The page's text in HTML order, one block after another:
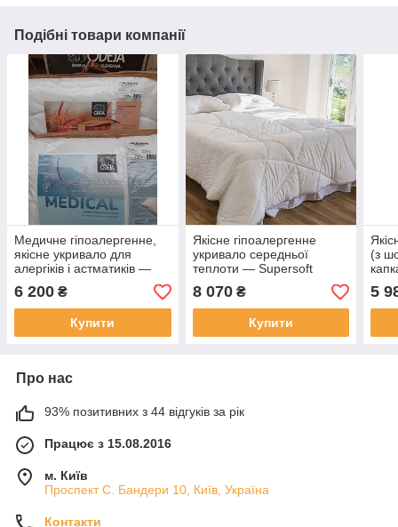
Подібні товари компанії
Медичне гіпоалергенне,
якісне укривало для
алергіків і астматиків —
Medical Medium 140 x 200.
Словлення
6 200 ₴
Купити
Якісне гіпоалергенне
укривало середньої
теплоти — Supersoft
Medium, (Словіння) 220 х
200
8 070₴
Купити
(з
5
Про нас
93% позитивних з 44 відгуків за рік
Працює з 15.08.2016
м. Київ
Проспект С. Бандери 10, Київ, Україна
Контакти